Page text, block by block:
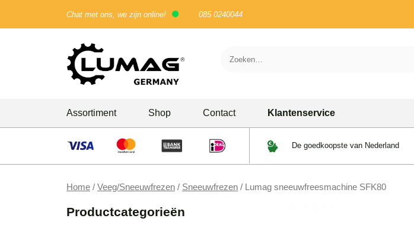
Chat met ons, we zijn online! 085 0240044
content
Assortiment
Bouw
Doorslijpers
Houtbewerking
Shop Contact Klantenservice
De goedkoopste van Nederland
Home / Veeg/Sneeuwfrezen / Sneeuwfrezen / Lumag sneeuwfreesmachine SFK80
Productcategorieën